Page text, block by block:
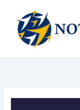
περιεχόμενο